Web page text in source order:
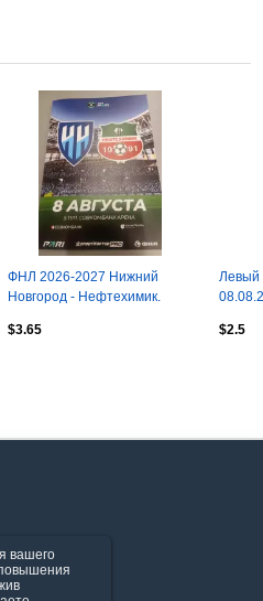
ФНЛ 2026-2027 Нижний
Новгород - Нефтехимик.
$3.65
Левый
$2.5
вашего